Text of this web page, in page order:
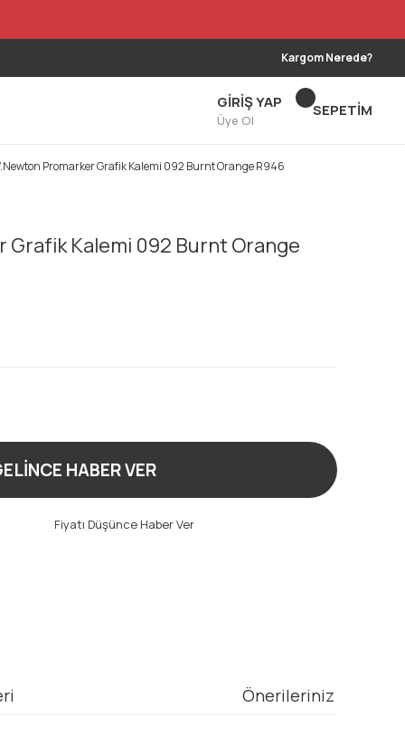
Kargom Nerede?
GİRİŞ YAP
Üye Ol
SEPETİM
Promarker Grafik Kalemi 092 Burnt Orange R946
Kalemi 092 Burnt Orange
HABER VER
Fiyatı Düşünce Haber Ver
Önerileriniz